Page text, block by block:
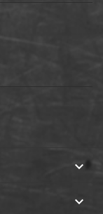

